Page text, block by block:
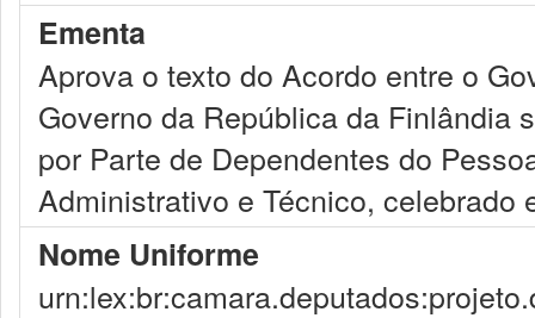
Ementa
Aprova o texto do Acordo entre o
Governo da República da Finlândia
por Parte de Dependentes do
Administrativo e Técnico, celebrado
Nome Uniforme